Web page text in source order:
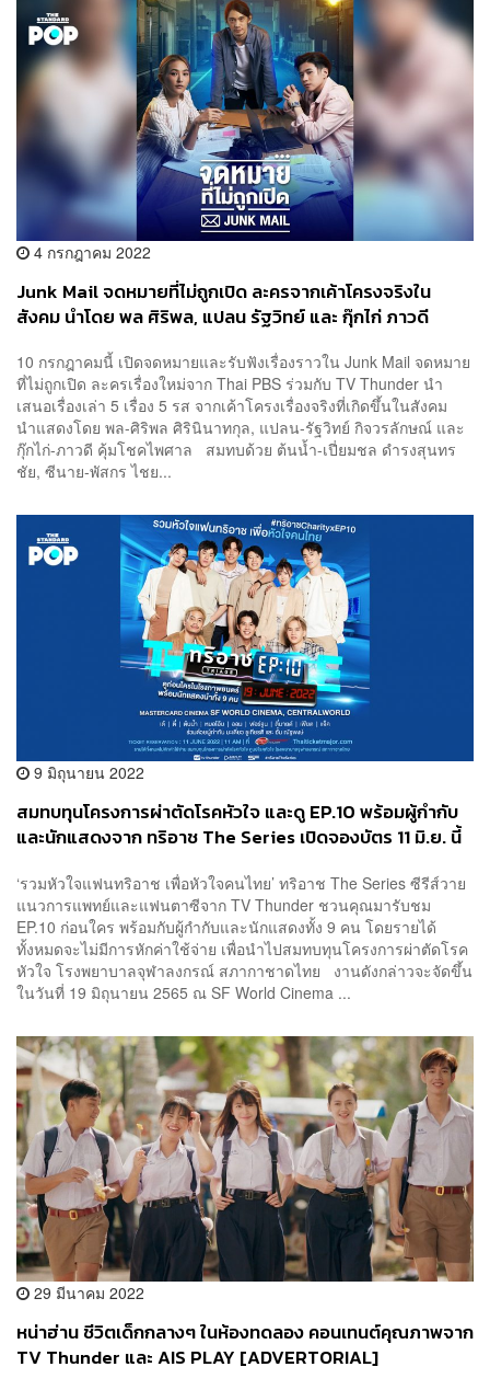
4 กรกฎาคม 2022
Junk Mail จดหมายที่ไม่ถูกเปิด ละครจากเค้าโครงจริงใน
สังคม นำโดย พล ศิริพล, แปลน รัฐวิทย์ และ กุ๊กไก่ ภาวดี
10 กรกฎาคมนี้ เปิดจดหมายและรับฟังเรื่องราวใน Junk Mail จดหมาย
ที่ไม่ถูกเปิด ละครเรื่องใหม่จาก Thai PBS ร่วมกับ TV Thunder นำ
เสนอเรื่องเล่า 5 เรื่อง 5 รส จากเค้าโครงเรื่องจริงที่เกิดขึ้นในสังคม
นำแสดงโดย พล-ศิริพล ศิรินินาทกุล, แปลน-รัฐวิทย์ กิจวรลักษณ์ และ
กุ๊กไก่-ภาวดี คุ้มโชคไพศาล สมทบด้วย ต้นน้ำ-เปี่ยมชล ดำรงสุนทร
ชัย, ซีนาย-พัสกร ไชย...
9 มิถุนายน 2022
สมทบทุนโครงการผ่าตัดโรคหัวใจ และดู EP.10 พร้อมผู้กำกับ
และนักแสดงจาก ทริอาช The Series เปิดจองบัตร 11 มิ.ย. นี้
‘รวมหัวใจแฟนทริอาช เพื่อหัวใจคนไทย’ ทริอาช The Series ซีรีส์วาย
แนวการแพทย์และแฟนตาซีจาก TV Thunder ชวนคุณมารับชม
EP.10 ก่อนใคร พร้อมกับผู้กำกับและนักแสดงทั้ง 9 คน โดยรายได้
ทั้งหมดจะไม่มีการหักค่าใช้จ่าย เพื่อนำไปสมทบทุนโครงการผ่าตัดโรค
หัวใจ โรงพยาบาลจุฬาลงกรณ์ สภากาชาดไทย งานดังกล่าวจะจัดขึ้น
ในวันที่ 19 มิถุนายน 2565 ณ SF World Cinema ...
29 มีนาคม 2022
หน่าฮ่าน ชีวิตเด็กกลางๆ ในห้องทดลอง คอนเทนต์คุณภาพจาก
TV Thunder และ AIS PLAY [ADVERTORIAL]